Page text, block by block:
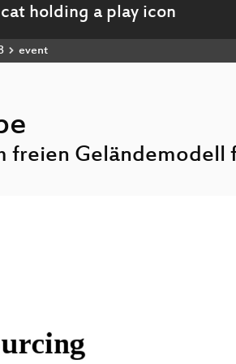
event
freien Geländemodell
hd.webm
sd.webm